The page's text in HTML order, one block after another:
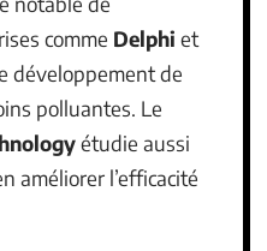
comme Delphi et
développement de
polluantes. Le
étudie aussi
améliorer l’efficacité